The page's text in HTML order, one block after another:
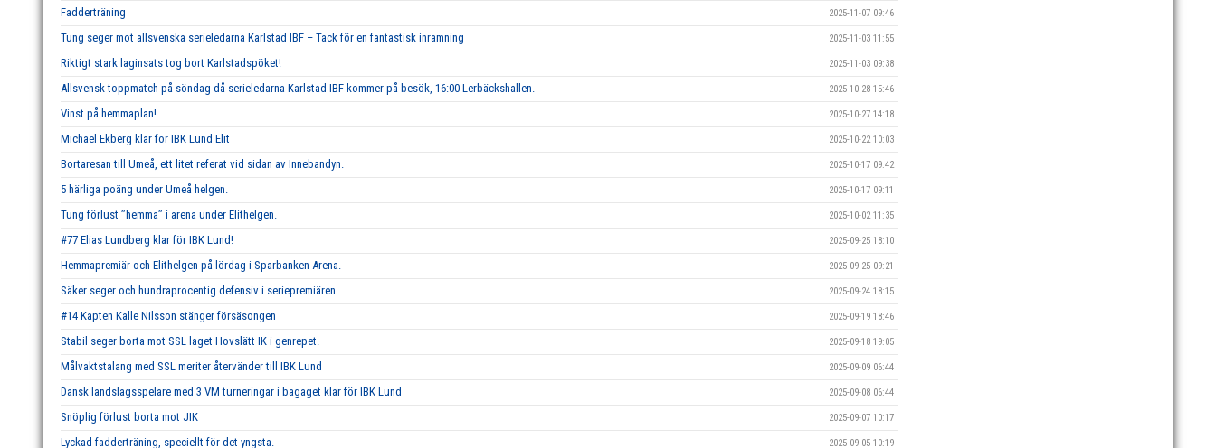
Fadderträning 2025-11-07 09:46
Tung seger mot allsvenska serieledarna Karlstad IBF – Tack för en fantastisk inramning 2025-11-03 11:55
Riktigt stark laginsats tog bort Karlstadspöket! 2025-11-03 09:38
Allsvensk toppmatch på söndag då serieledarna Karlstad IBF kommer på besök, 16:00 Lerbäckshallen. 2025-10-28 15:46
Vinst på hemmaplan! 2025-10-27 14:18
Michael Ekberg klar för IBK Lund Elit 2025-10-22 10:03
Bortaresan till Umeå, ett litet referat vid sidan av Innebandyn. 2025-10-17 09:42
5 härliga poäng under Umeå helgen. 2025-10-17 09:11
Tung förlust ’’hemma’’ i arena under Elithelgen. 2025-10-02 11:35
#77 Elias Lundberg klar för IBK Lund! 2025-09-25 18:10
Hemmapremiär och Elithelgen på lördag i Sparbanken Arena. 2025-09-25 09:21
Säker seger och hundraprocentig defensiv i seriepremiären. 2025-09-24 18:15
#14 Kapten Kalle Nilsson stänger försäsongen 2025-09-19 18:46
Stabil seger borta mot SSL laget Hovslätt IK i genrepet. 2025-09-18 19:05
Målvaktstalang med SSL meriter återvänder till IBK Lund 2025-09-09 06:44
Dansk landslagsspelare med 3 VM turneringar i bagaget klar för IBK Lund 2025-09-08 06:44
Snöplig förlust borta mot JIK 2025-09-07 10:17
Lyckad fadderträning, speciellt för det yngsta. 2025-09-05 10:19